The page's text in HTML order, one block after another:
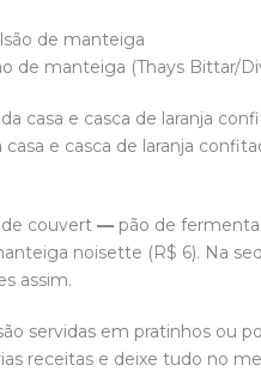
de manteiga (Thays Bittar/
e casca de laranja
couvert — pão de
noisette (R$ 6). Na
assim.
servidas em pratinhos ou
receitas e deixe tudo no